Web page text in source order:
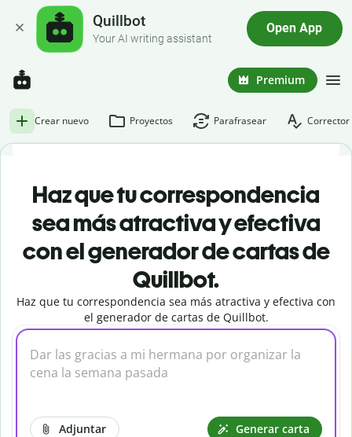
Quillbot
Your AI writing assistant
Open App
Premium
Crear nuevo Proyectos Parafrasear
Haz que tu correspondencia
sea más atractiva y efectiva
con el generador de cartas de
Quillbot.
Haz que tu correspondencia sea más atractiva y efectiva con
el generador de cartas de Quillbot.
Adjuntar Generar carta